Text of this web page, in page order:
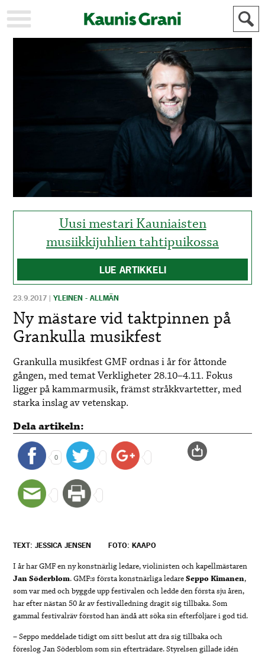
STADEN
AKTUELLT
IDROTT
HISTORIA
HISTORIA
ALLMÄN
MAINOSTAJILLE
FÖR
ANNONSÖRER
Uusi mestari Kauniaisten
musiikkijuhlien tahtipuikossa
LUE ARTIKKELI
23.9.2017 |YLEINEN - ALLMÄN
Ny mästare vid taktpinnen på
Grankulla musikfest
Grankulla musikfest GMF ordnas i år för åttonde
gången, med temat Verkligheter 28.10–4.11. Fokus
ligger på kammarmusik, främst stråkkvartetter, med
starka inslag av vetenskap.
Dela artikeln:
0
TEXT: JESSICA JENSEN FOTO: KAAPO
I år har GMF en ny konstnärlig ledare, violinisten och kapellmästaren
Jan Söderblom. GMF:s första konstnärliga ledareSeppo Kimanen,
som var med och byggde upp festivalen och ledde den första sju åren,
har efter nästan 50 år av festivalledning dragit sig tillbaka. Som
gammal festivalräv förstod han ändå att söka sin efterföljare i god tid.
– Seppo meddelade tidigt om sitt beslut att dra sig tillbaka och
föreslog Jan Söderblom som sin efterträdare. Styrelsen gillade idén